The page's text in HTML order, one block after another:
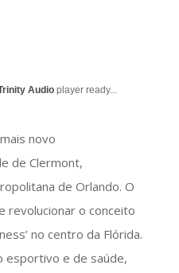
Audioplayer ready...
novo
de Clermont,
de Orlando. O
o conceito
no centro da Flórida.
esportivo e de saúde,